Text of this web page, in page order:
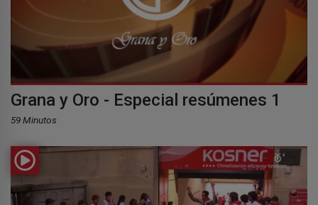
Grana y Oro - Especial resúmenes 1
59 Minutos